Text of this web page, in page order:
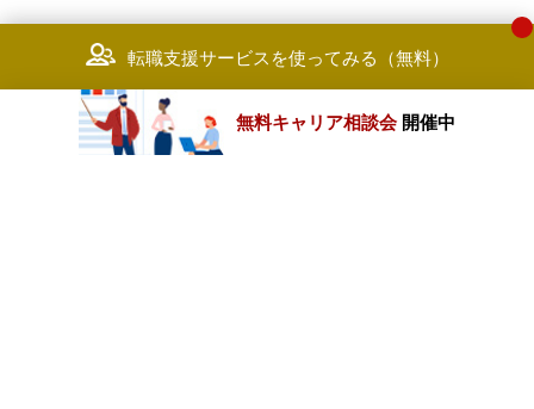
転職支援サービスを使ってみる（無料）
無料キャリア相談会 開催中